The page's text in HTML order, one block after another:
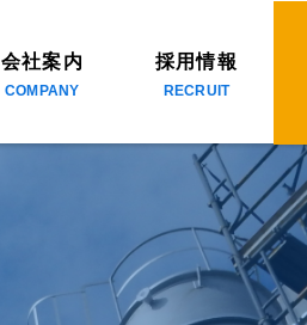
会社案内
COMPANY
採用情報
RECRUIT